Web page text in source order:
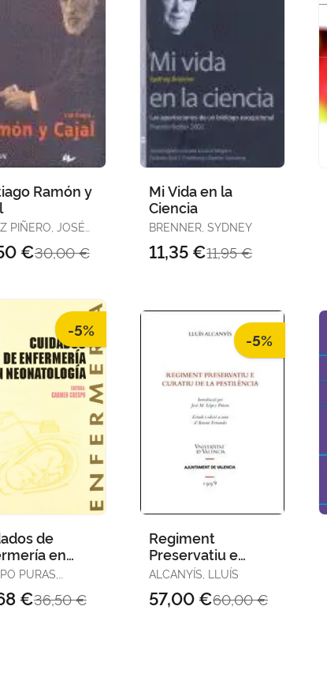
Ramón y
PIÑERO, JOSÉ
30,00 €
€
Mi Vida en la
Ciencia
BRENNER, SYDNEY
11,95 €
11,35 €
-5%
de
en
PURAS,
36,50 €
€
-5%
Regiment
Preservatiu e
Curatiu de la
ALCANYÍS, LLUÍS
60,00 €
57,00 €